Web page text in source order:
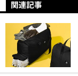
関連記事